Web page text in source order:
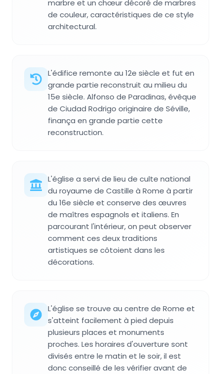
marbre et un chœur décoré de marbres
de couleur, caractéristiques de ce style
architectural.
L'édifice remonte au 12e siècle et fut en
grande partie reconstruit au milieu du
15e siècle. Alfonso de Paradinas, évêque
de Ciudad Rodrigo originaire de Séville,
finança en grande partie cette
reconstruction.
L'église a servi de lieu de culte national
du royaume de Castille à Rome à partir
du 16e siècle et conserve des œuvres
de maîtres espagnols et italiens. En
parcourant l'intérieur, on peut observer
comment ces deux traditions
artistiques se côtoient dans les
décorations.
L'église se trouve au centre de Rome et
s'atteint facilement à pied depuis
plusieurs places et monuments
proches. Les horaires d'ouverture sont
divisés entre le matin et le soir, il est
donc conseillé de les vérifier avant de